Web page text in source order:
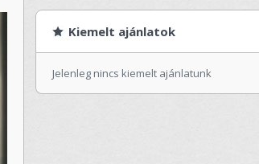
Kiemelt ajánlatok
Jelenleg nincs kiemelt ajánlatunk